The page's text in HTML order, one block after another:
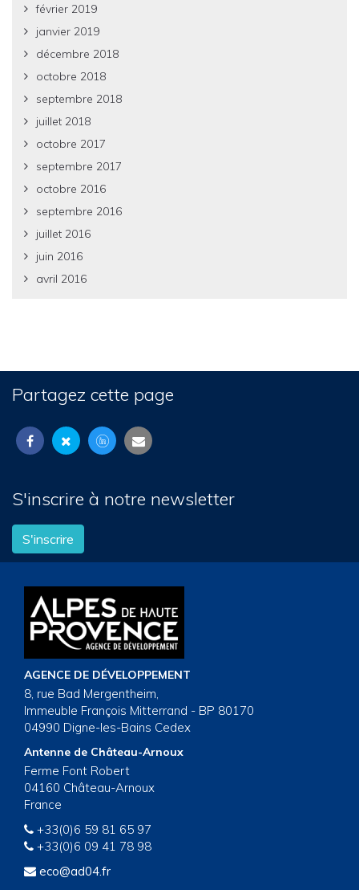
février 2019
janvier 2019
décembre 2018
octobre 2018
septembre 2018
juillet 2018
octobre 2017
septembre 2017
octobre 2016
septembre 2016
juillet 2016
juin 2016
avril 2016
Partagez cette page
S'inscrire à notre newsletter
S'inscrire
AGENCE DE DÉVELOPPEMENT
8, rue Bad Mergentheim,
Immeuble François Mitterrand - BP 80170
04990 Digne-les-Bains Cedex
Antenne de Château-Arnoux
Ferme Font Robert
04160 Château-Arnoux
France
+33(0)6 59 81 65 97
+33(0)6 09 41 78 98
eco@ad04.fr